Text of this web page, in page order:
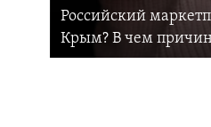
Российский
Крым? В чем